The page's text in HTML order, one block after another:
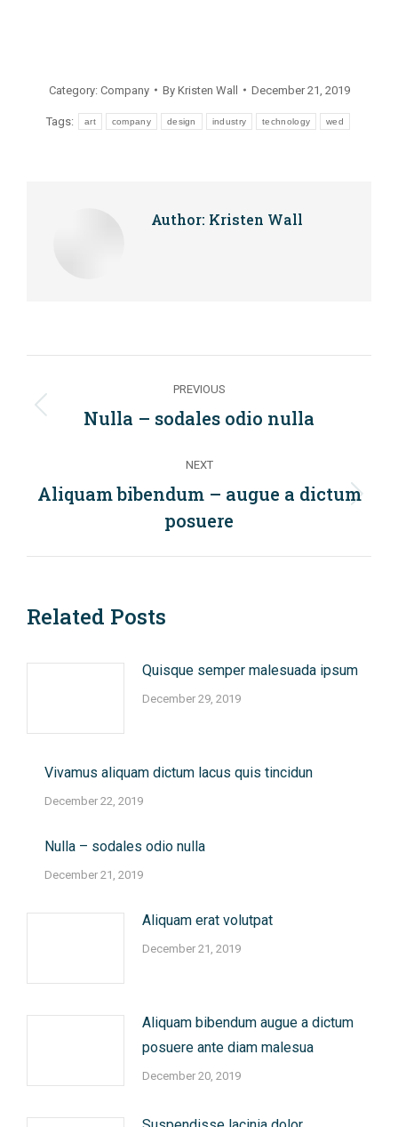
Category: Company By Kristen Wall December 21, 2019
Tags: art company design industry technology wed
Author: Kristen Wall
navigation
PREVIOUS
Previous
Nulla – sodales odio nulla
NEXT
Next
post:
Aliquam bibendum – augue a dictum
posuere
Related Posts
Quisque semper malesuada ipsum
December 29, 2019
Vivamus aliquam dictum lacus quis tincidun
December 22, 2019
Nulla – sodales odio nulla
December 21, 2019
Aliquam erat volutpat
December 21, 2019
Aliquam bibendum augue a dictum
posuere ante diam malesua
December 20, 2019